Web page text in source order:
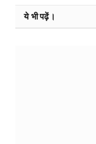
ये भी पढ़ें।